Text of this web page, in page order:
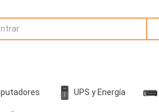
UPS y Energía